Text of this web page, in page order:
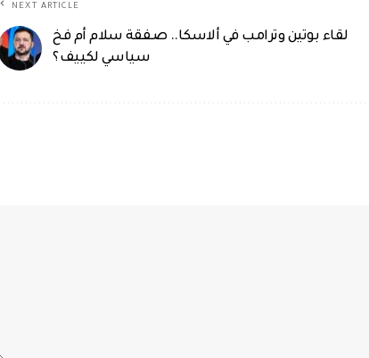
NEXT ARTICLE
لقاء بوتين وترامب في ألاسكا.. صفقة سلام أم فخ
سياسي لكييف؟